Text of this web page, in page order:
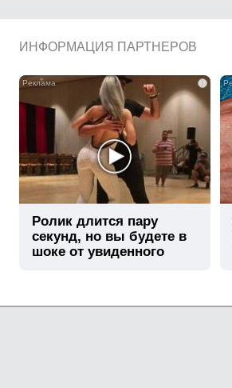
ИНФОРМАЦИЯ ПАРТНЕРОВ
i
Ролик длится пару
секунд, но вы будете в
шоке от увиденного